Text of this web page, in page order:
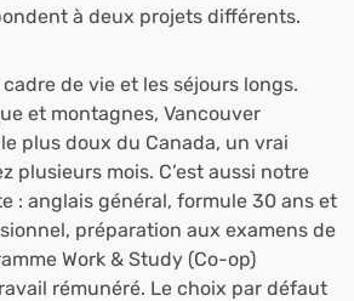
à deux projets différents.
de vie et les séjours longs.
et montagnes, Vancouver
plus doux du Canada, un vrai
plusieurs mois. C’est aussi notre
: anglais général, formule 30 ans et
préparation aux examens de
Work & Study (Co-op)
rémunéré. Le choix par défaut